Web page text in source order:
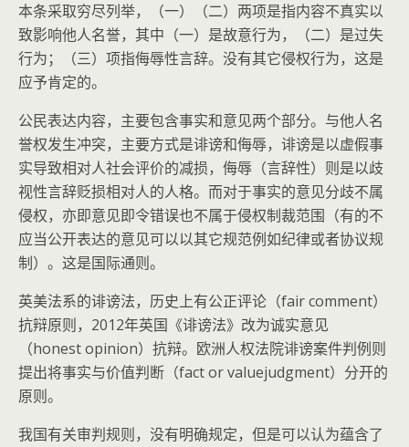
本条采取穷尽列举，（一）（二）两项是指内容不真实以
致影响他人名誉，其中（一）是故意行为，（二）是过失
行为；（三）项指侮辱性言辞。没有其它侵权行为，这是
应予肯定的。
公民表达内容，主要包含事实和意见两个部分。与他人名
誉权发生冲突，主要方式是诽谤和侮辱，诽谤是以虚假事
实导致相对人社会评价的减损，侮辱（言辞性）则是以歧
视性言辞贬损相对人的人格。而对于事实的意见分歧不属
侵权，亦即意见即令错误也不属于侵权制裁范围（有的不
应当公开表达的意见可以以其它规范例如纪律或者协议规
制）。这是国际通则。
英美法系的诽谤法，历史上有公正评论（fair comment）
抗辩原则，2012年英国《诽谤法》改为诚实意见
（honest opinion）抗辩。欧洲人权法院诽谤案件判例则
提出将事实与价值判断（fact or valuejudgment）分开的
原则。
我国有关审判规则，没有明确规定，但是可以认为蕴含了